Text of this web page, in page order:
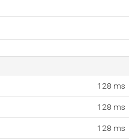
128 ms
128 ms
128 ms